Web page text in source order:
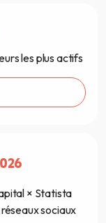
les plus actifs
× Statista
sociaux